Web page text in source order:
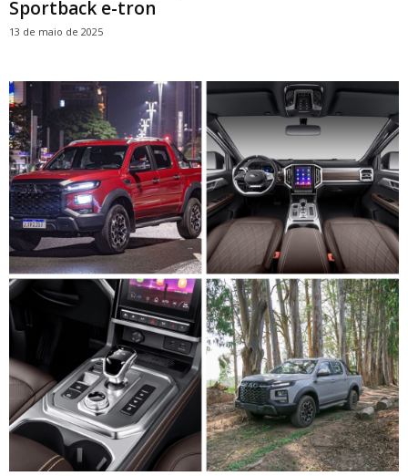
Sportback e-tron
13 de maio de 2025